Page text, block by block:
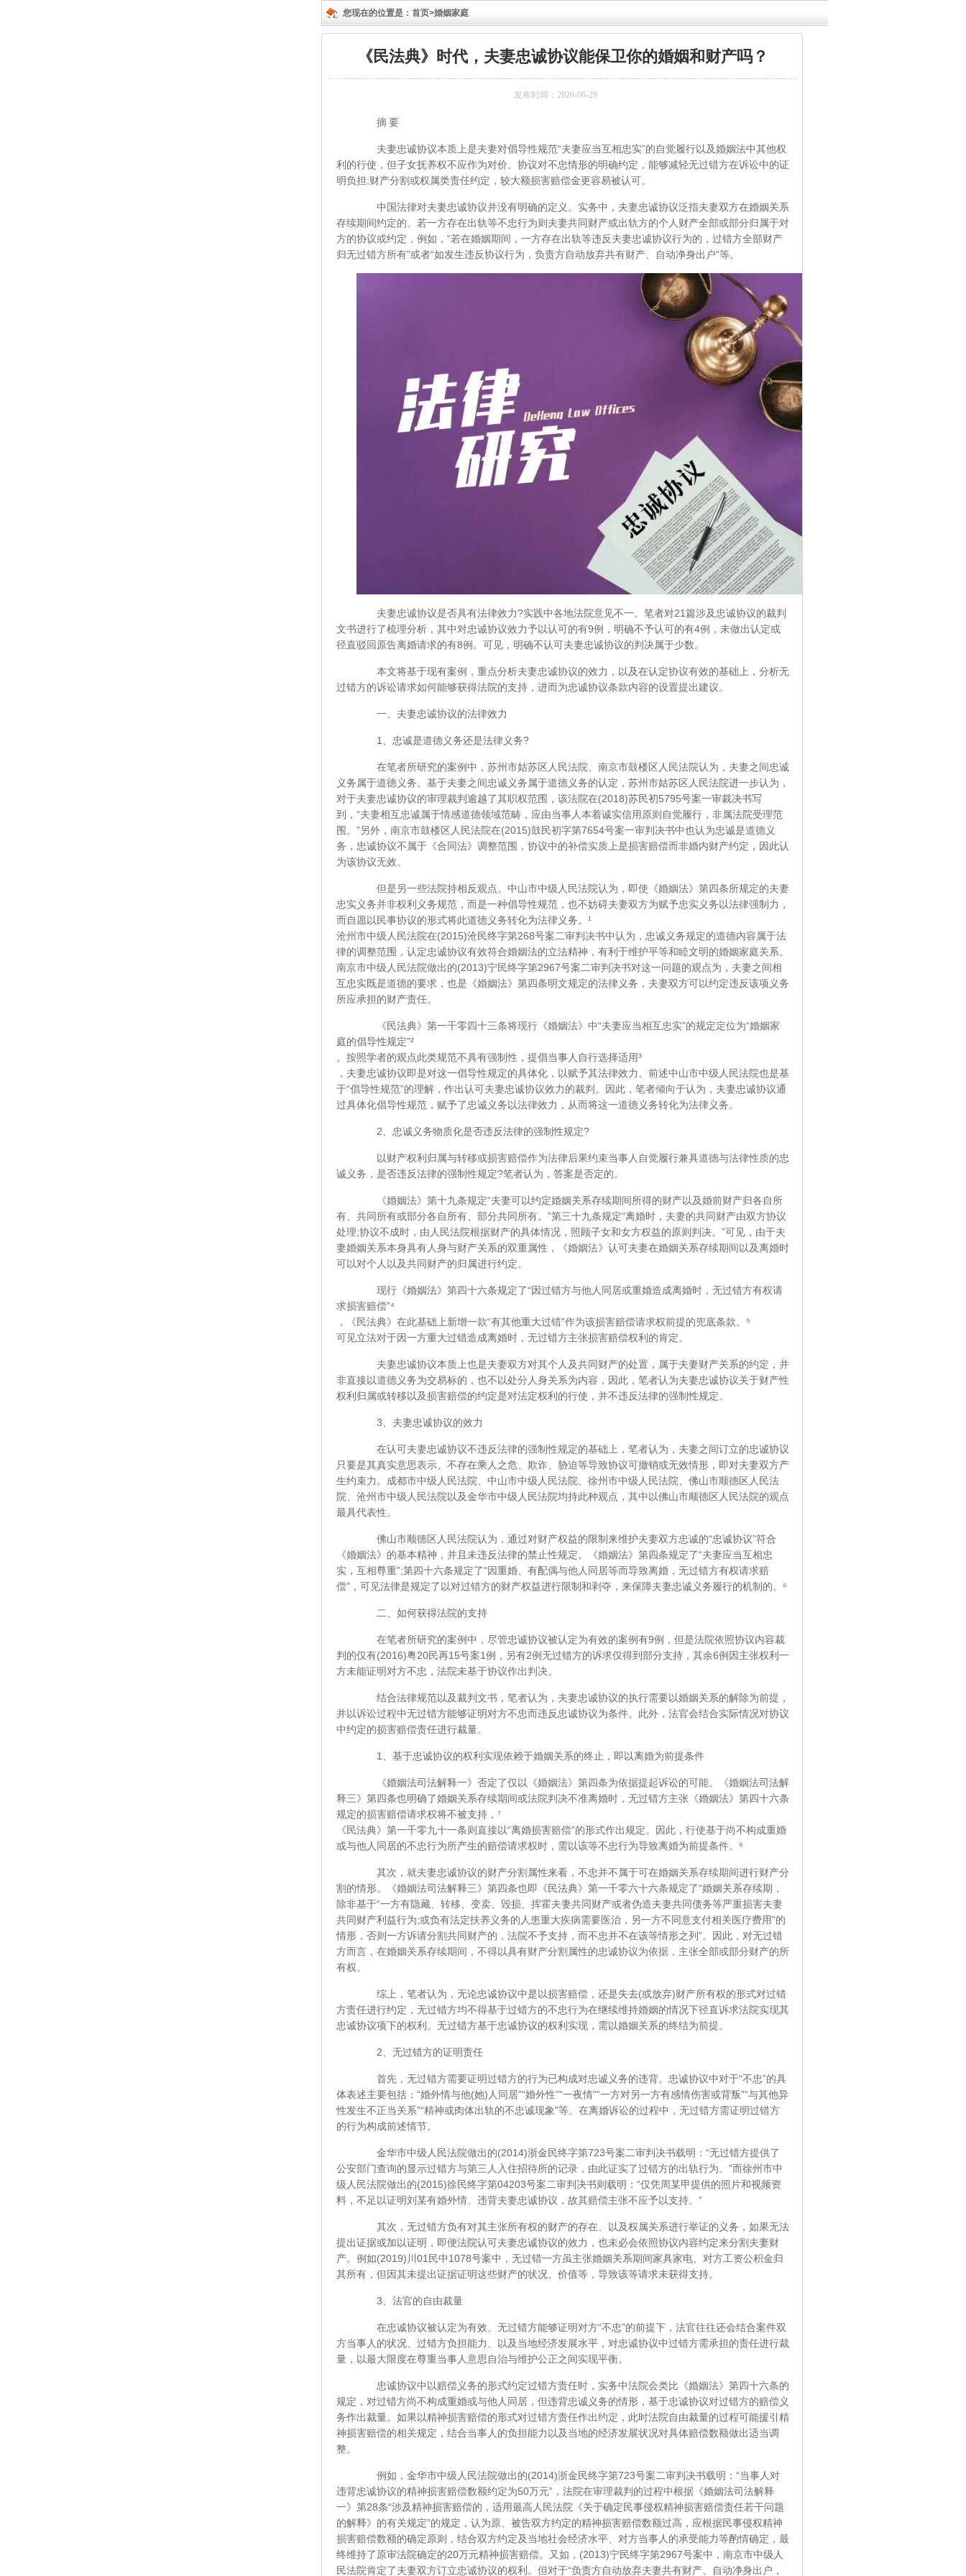
您现在的位置是： 首页>婚姻家庭
《民法典》时代，夫妻忠诚协议能保卫你的婚姻和财产吗？
发布时间：2020-06-29
摘 要
夫妻忠诚协议本质上是夫妻对倡导性规范“夫妻应当互相忠实”的自觉履行以及婚姻法中其他权
利的行使，但子女抚养权不应作为对价。协议对不忠情形的明确约定，能够减轻无过错方在诉讼中的证
明负担;财产分割或权属类责任约定，较大额损害赔偿金更容易被认可。
中国法律对夫妻忠诚协议并没有明确的定义。实务中，夫妻忠诚协议泛指夫妻双方在婚姻关系
存续期间约定的、若一方存在出轨等不忠行为则夫妻共同财产或出轨方的个人财产全部或部分归属于对
方的协议或约定，例如，“若在婚姻期间，一方存在出轨等违反夫妻忠诚协议行为的，过错方全部财产
归无过错方所有”或者“如发生违反协议行为，负责方自动放弃共有财产、自动净身出户”等。
夫妻忠诚协议是否具有法律效力?实践中各地法院意见不一。笔者对21篇涉及忠诚协议的裁判
文书进行了梳理分析，其中对忠诚协议效力予以认可的有9例，明确不予认可的有4例，未做出认定或
径直驳回原告离婚请求的有8例。可见，明确不认可夫妻忠诚协议的判决属于少数。
本文将基于现有案例，重点分析夫妻忠诚协议的效力，以及在认定协议有效的基础上，分析无
过错方的诉讼请求如何能够获得法院的支持，进而为忠诚协议条款内容的设置提出建议。
一、夫妻忠诚协议的法律效力
1、忠诚是道德义务还是法律义务?
在笔者所研究的案例中，苏州市姑苏区人民法院、南京市鼓楼区人民法院认为，夫妻之间忠诚
义务属于道德义务。基于夫妻之间忠诚义务属于道德义务的认定，苏州市姑苏区人民法院进一步认为，
对于夫妻忠诚协议的审理裁判逾越了其职权范围，该法院在(2018)苏民初5795号案一审裁决书写
到，“夫妻相互忠诚属于情感道德领域范畴，应由当事人本着诚实信用原则自觉履行，非属法院受理范
围。”另外，南京市鼓楼区人民法院在(2015)鼓民初字第7654号案一审判决书中也认为忠诚是道德义
务，忠诚协议不属于《合同法》调整范围，协议中的补偿实质上是损害赔偿而非婚内财产约定，因此认
为该协议无效。
但是另一些法院持相反观点。中山市中级人民法院认为，即使《婚姻法》第四条所规定的夫妻
忠实义务并非权利义务规范，而是一种倡导性规范，也不妨碍夫妻双方为赋予忠实义务以法律强制力，
而自愿以民事协议的形式将此道德义务转化为法律义务。¹
沧州市中级人民法院在(2015)沧民终字第268号案二审判决书中认为，忠诚义务规定的道德内容属于法
律的调整范围，认定忠诚协议有效符合婚姻法的立法精神，有利于维护平等和睦文明的婚姻家庭关系。
南京市中级人民法院做出的(2013)宁民终字第2967号案二审判决书对这一问题的观点为，夫妻之间相
互忠实既是道德的要求，也是《婚姻法》第四条明文规定的法律义务，夫妻双方可以约定违反该项义务
所应承担的财产责任。
《民法典》第一千零四十三条将现行《婚姻法》中“夫妻应当相互忠实”的规定定位为“婚姻家
庭的倡导性规定”²
。按照学者的观点此类规范不具有强制性，提倡当事人自行选择适用³
，夫妻忠诚协议即是对这一倡导性规定的具体化，以赋予其法律效力。前述中山市中级人民法院也是基
于“倡导性规范”的理解，作出认可夫妻忠诚协议效力的裁判。因此，笔者倾向于认为，夫妻忠诚协议通
过具体化倡导性规范，赋予了忠诚义务以法律效力，从而将这一道德义务转化为法律义务。
2、忠诚义务物质化是否违反法律的强制性规定?
以财产权利归属与转移或损害赔偿作为法律后果约束当事人自觉履行兼具道德与法律性质的忠
诚义务，是否违反法律的强制性规定?笔者认为，答案是否定的。
《婚姻法》第十九条规定“夫妻可以约定婚姻关系存续期间所得的财产以及婚前财产归各自所
有、共同所有或部分各自所有、部分共同所有。”第三十九条规定“离婚时，夫妻的共同财产由双方协议
处理;协议不成时，由人民法院根据财产的具体情况，照顾子女和女方权益的原则判决。”可见，由于夫
妻婚姻关系本身具有人身与财产关系的双重属性，《婚姻法》认可夫妻在婚姻关系存续期间以及离婚时
可以对个人以及共同财产的归属进行约定。
现行《婚姻法》第四十六条规定了“因过错方与他人同居或重婚造成离婚时，无过错方有权请
求损害赔偿”⁴
，《民法典》在此基础上新增一款“有其他重大过错”作为该损害赔偿请求权前提的兜底条款。⁵
可见立法对于因一方重大过错造成离婚时，无过错方主张损害赔偿权利的肯定。
夫妻忠诚协议本质上也是夫妻双方对其个人及共同财产的处置，属于夫妻财产关系的约定，并
非直接以道德义务为交易标的，也不以处分人身关系为内容，因此，笔者认为夫妻忠诚协议关于财产性
权利归属或转移以及损害赔偿的约定是对法定权利的行使，并不违反法律的强制性规定。
3、夫妻忠诚协议的效力
在认可夫妻忠诚协议不违反法律的强制性规定的基础上，笔者认为，夫妻之间订立的忠诚协议
只要是其真实意思表示、不存在乘人之危、欺诈、胁迫等导致协议可撤销或无效情形，即对夫妻双方产
生约束力。成都市中级人民法院、中山市中级人民法院、徐州市中级人民法院、佛山市顺德区人民法
院、沧州市中级人民法院以及金华市中级人民法院均持此种观点，其中以佛山市顺德区人民法院的观点
最具代表性。
佛山市顺德区人民法院认为，通过对财产权益的限制来维护夫妻双方忠诚的“忠诚协议”符合
《婚姻法》的基本精神，并且未违反法律的禁止性规定。《婚姻法》第四条规定了“夫妻应当互相忠
实，互相尊重”;第四十六条规定了“因重婚、有配偶与他人同居等而导致离婚，无过错方有权请求赔
偿”，可见法律是规定了以对过错方的财产权益进行限制和剥夺，来保障夫妻忠诚义务履行的机制的。⁶
二、如何获得法院的支持
在笔者所研究的案例中，尽管忠诚协议被认定为有效的案例有9例，但是法院依照协议内容裁
判的仅有(2016)粤20民再15号案1例，另有2例无过错方的诉求仅得到部分支持，其余6例因主张权利一
方未能证明对方不忠，法院未基于协议作出判决。
结合法律规范以及裁判文书，笔者认为，夫妻忠诚协议的执行需要以婚姻关系的解除为前提，
并以诉讼过程中无过错方能够证明对方不忠而违反忠诚协议为条件。此外，法官会结合实际情况对协议
中约定的损害赔偿责任进行裁量。
1、基于忠诚协议的权利实现依赖于婚姻关系的终止，即以离婚为前提条件
《婚姻法司法解释一》否定了仅以《婚姻法》第四条为依据提起诉讼的可能。《婚姻法司法解
释三》第四条也明确了婚姻关系存续期间或法院判决不准离婚时，无过错方主张《婚姻法》第四十六条
规定的损害赔偿请求权将不被支持，⁷
《民法典》第一千零九十一条则直接以“离婚损害赔偿”的形式作出规定。因此，行使基于尚不构成重婚
或与他人同居的不忠行为所产生的赔偿请求权时，需以该等不忠行为导致离婚为前提条件。⁸
其次，就夫妻忠诚协议的财产分割属性来看，不忠并不属于可在婚姻关系存续期间进行财产分
割的情形。《婚姻法司法解释三》第四条也即《民法典》第一千零六十六条规定了“婚姻关系存续期，
除非基于“一方有隐藏、转移、变卖、毁损、挥霍夫妻共同财产或者伪造夫妻共同债务等严重损害夫妻
共同财产利益行为;或负有法定扶养义务的人患重大疾病需要医治，另一方不同意支付相关医疗费用”的
情形，否则一方诉请分割共同财产的，法院不予支持，而不忠并不在该等情形之列”。因此，对无过错
方而言，在婚姻关系存续期间，不得以具有财产分割属性的忠诚协议为依据，主张全部或部分财产的所
有权。
综上，笔者认为，无论忠诚协议中是以损害赔偿，还是失去(或放弃)财产所有权的形式对过错
方责任进行约定，无过错方均不得基于过错方的不忠行为在继续维持婚姻的情况下径直诉求法院实现其
忠诚协议项下的权利。无过错方基于忠诚协议的权利实现，需以婚姻关系的终结为前提。
2、无过错方的证明责任
首先，无过错方需要证明过错方的行为已构成对忠诚义务的违背。忠诚协议中对于“不忠”的具
体表述主要包括：“婚外情与他(她)人同居”“婚外性”“一夜情”“一方对另一方有感情伤害或背叛”“与其他异
性发生不正当关系”“精神或肉体出轨的不忠诚现象”等。在离婚诉讼的过程中，无过错方需证明过错方
的行为构成前述情节。
金华市中级人民法院做出的(2014)浙金民终字第723号案二审判决书载明：“无过错方提供了
公安部门查询的显示过错方与第三人入住招待所的记录，由此证实了过错方的出轨行为。”而徐州市中
级人民法院做出的(2015)徐民终字第04203号案二审判决书则载明：“仅凭周某甲提供的照片和视频资
料，不足以证明刘某有婚外情、违背夫妻忠诚协议，故其赔偿主张不应予以支持。”
其次，无过错方负有对其主张所有权的财产的存在、以及权属关系进行举证的义务，如果无法
提出证据或加以证明，即便法院认可夫妻忠诚协议的效力，也未必会依照协议内容约定来分割夫妻财
产。例如(2019)川01民中1078号案中，无过错一方虽主张婚姻关系期间家具家电、对方工资公积金归
其所有，但因其未提出证据证明这些财产的状况、价值等，导致该等请求未获得支持。
3、法官的自由裁量
在忠诚协议被认定为有效、无过错方能够证明对方“不忠”的前提下，法官往往还会结合案件双
方当事人的状况、过错方负担能力、以及当地经济发展水平，对忠诚协议中过错方需承担的责任进行裁
量，以最大限度在尊重当事人意思自治与维护公正之间实现平衡。
忠诚协议中以赔偿义务的形式约定过错方责任时，实务中法院会类比《婚姻法》第四十六条的
规定，对过错方尚不构成重婚或与他人同居，但违背忠诚义务的情形，基于忠诚协议对过错方的赔偿义
务作出裁量。如果以精神损害赔偿的形式对过错方责任作出约定，此时法院自由裁量的过程可能援引精
神损害赔偿的相关规定，结合当事人的负担能力以及当地的经济发展状况对具体赔偿数额做出适当调
整。
例如，金华市中级人民法院做出的(2014)浙金民终字第723号案二审判决书载明：“当事人对
违背忠诚协议的精神损害赔偿数额约定为50万元”，法院在审理裁判的过程中根据《婚姻法司法解释
一》第28条“涉及精神损害赔偿的，适用最高人民法院《关于确定民事侵权精神损害赔偿责任若干问题
的解释》的有关规定”的规定，认为原、被告双方约定的精神损害赔偿数额过高，应根据民事侵权精神
损害赔偿数额的确定原则，结合双方约定及当地社会经济水平、对方当事人的承受能力等酌情确定，最
终维持了原审法院确定的20万元精神损害赔偿。又如，(2013)宁民终字第2967号案中，南京市中级人
民法院肯定了夫妻双方订立忠诚协议的权利。但对于“负责方自动放弃夫妻共有财产、自动净身出户，